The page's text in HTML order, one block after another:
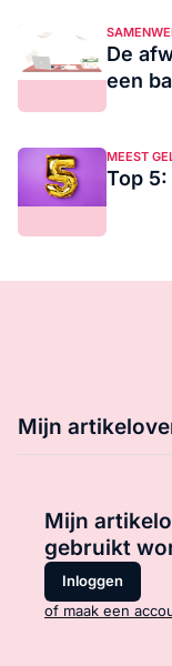
De
een
MEEST
Top
Mijn
Mijn
gebruikt
Inloggen
of maak een